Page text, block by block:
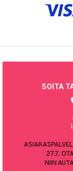
SOITA
27.7.
NIIN